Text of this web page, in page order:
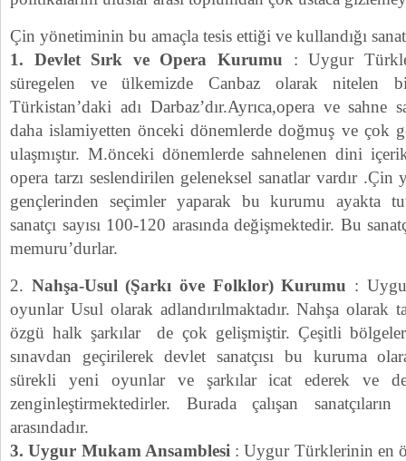
Çin yönetiminin bu amaçla tesis ettiği ve kullandığı
1. Devlet Sırk ve Opera Kurumu : Uygur
süregelen ve ülkemizde Canbaz olarak nitelen
Türkistan’daki adı Darbaz’dır.Ayrıca,opera ve sahne
daha islamiyetten önceki dönemlerde doğmuş ve çok
ulaşmıştır. M.önceki dönemlerde sahnelenen dini
opera tarzı seslendirilen geleneksel sanatlar vardır
gençlerinden seçimler yaparak bu kurumu ayakta
sanatçı sayısı 100-120 arasında değişmektedir. Bu
memuru’durlar.
2. Nahşa-Usul (Şarkı öve Folklor) Kurumu :
oyunlar Usul olarak adlandırılmaktadır. Nahşa olarak
özgü halk şarkılar de çok gelişmiştir. Çeşitli
sınavdan geçirilerek devlet sanatçısı bu kuruma
sürekli yeni oyunlar ve şarkılar icat ederek ve
zenginleştirmektedirler. Burada çalışan
arasındadır.
3. Uygur Mukam Ansamblesi : Uygur Türklerinin en